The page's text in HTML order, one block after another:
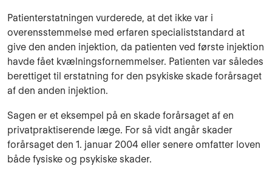
Patienterstatningen vurderede, at det ikke var i
overensstemmelse med erfaren specialiststandard at
give den anden injektion, da patienten ved første injektion
havde fået kvælningsfornemmelser. Patienten var således
berettiget til erstatning for den psykiske skade forårsaget
af den anden injektion.
Sagen er et eksempel på en skade forårsaget af en
privatpraktiserende læge. For så vidt angår skader
forårsaget den 1. januar 2004 eller senere omfatter loven
både fysiske og psykiske skader.